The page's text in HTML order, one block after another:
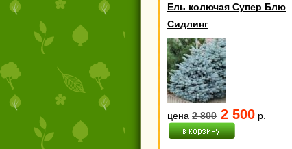
Ель колючая Супер Блю
Сидлинг
цена 2 800 2 500 р.